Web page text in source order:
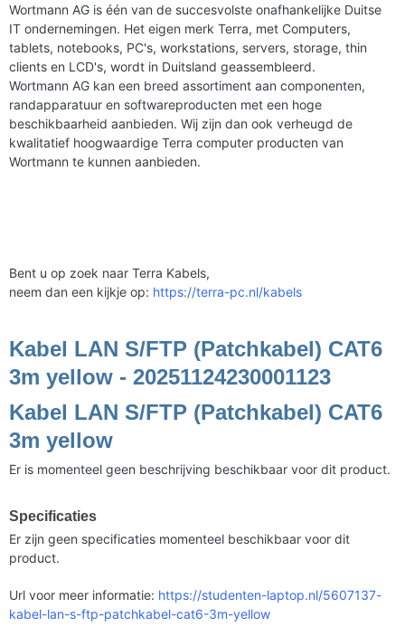
Wortmann AG is één van de succesvolste onafhankelijke Duitse
IT ondernemingen. Het eigen merk Terra, met Computers,
tablets, notebooks, PC's, workstations, servers, storage, thin
clients en LCD's, wordt in Duitsland geassembleerd.
Wortmann AG kan een breed assortiment aan componenten,
randapparatuur en softwareproducten met een hoge
beschikbaarheid aanbieden. Wij zijn dan ook verheugd de
kwalitatief hoogwaardige Terra computer producten van
Wortmann te kunnen aanbieden.
Bent u op zoek naar Terra Kabels,
neem dan een kijkje op: https://terra-pc.nl/kabels
Kabel LAN S/FTP (Patchkabel) CAT6
3m yellow - 20251124230001123
Kabel LAN S/FTP (Patchkabel) CAT6
3m yellow
Er is momenteel geen beschrijving beschikbaar voor dit product.
Specificaties
Er zijn geen specificaties momenteel beschikbaar voor dit
product.
Url voor meer informatie: https://studenten-laptop.nl/5607137-
kabel-lan-s-ftp-patchkabel-cat6-3m-yellow